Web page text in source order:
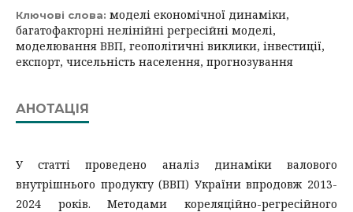
Ключові слова: моделі економічної динаміки,
багатофакторні нелінійні регресійні моделі,
моделювання ВВП, геополітичні виклики, інвестиції,
експорт, чисельність населення, прогнозування
АНОТАЦІЯ
У статті проведено аналіз динаміки валового
внутрішнього продукту (ВВП) України впродовж 2013-
2024 років. Методами кореляційно-регресійного